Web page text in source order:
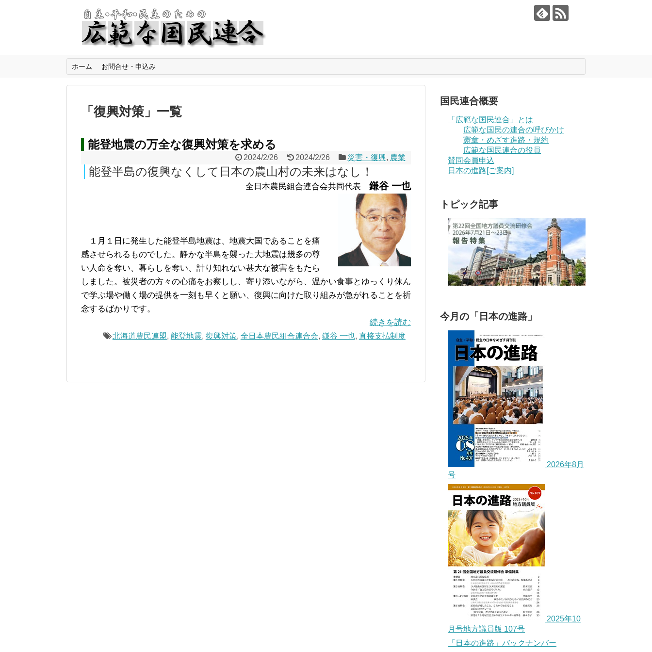
ホーム お問合せ・申込み
「 復興対策 」 一覧
能登地震の万全な復興対策を求める
2024/2/26 2024/2/26 災害・復興, 農業
能登半島の復興なくして日本の農山村の未来はなし！
全日本農民組合連合会共同代表 鎌谷 一也
１月１日に発生した能登半島地震は、地震大国であることを痛
感させられるものでした。静かな半島を襲った大地震は幾多の尊
い人命を奪い、暮らしを奪い、計り知れない甚大な被害をもたら
しました。被災者の方々の心痛をお察しし、寄り添いながら、温かい食事とゆっくり休ん
で学ぶ場や働く場の提供を一刻も早くと願い、復興に向けた取り組みが急がれることを祈
念するばかりです。
続きを読む
北海道農民連盟, 能登地震, 復興対策, 全日本農民組合連合会, 鎌谷 一也, 直接支払制度
国民連合概要
「広範な国民連合」とは
広範な国民の連合の呼びかけ
憲章・めざす進路・規約
広範な国民連合の役員
賛同会員申込
日本の進路[ご案内]
トピック記事
今月の「日本の進路」
2026年8月
号
2025年10
月号地方議員版 107号
「日本の進路」バックナンバー